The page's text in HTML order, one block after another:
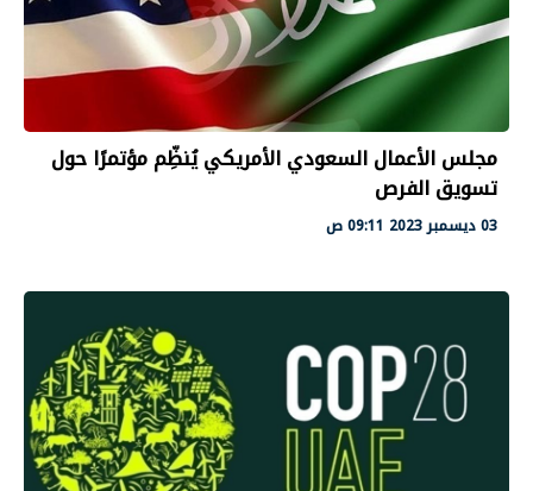
مجلس الأعمال السعودي الأمريكي يُنظِّم مؤتمرًا حول
تسويق الفرص
03 ديسمبر 2023 09:11 ص